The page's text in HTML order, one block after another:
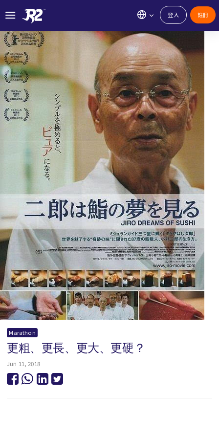
登入 註冊
Marathon
更粗、更長、更大、更硬？
Jun 11, 2018